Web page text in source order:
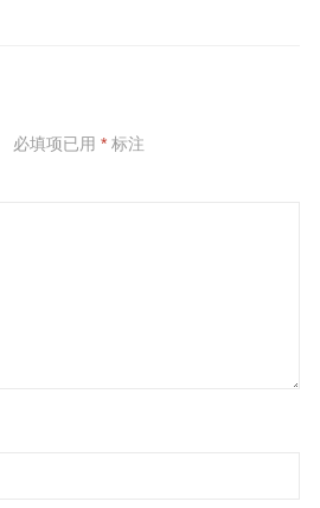
必填项已用 *标注